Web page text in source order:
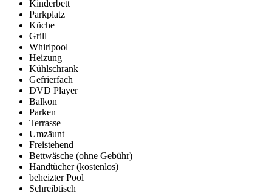
Kinderbett
Parkplatz
Küche
Grill
Whirlpool
Heizung
Kühlschrank
Gefrierfach
DVD Player
Balkon
Parken
Terrasse
Umzäunt
Freistehend
Bettwäsche (ohne Gebühr)
Handtücher (kostenlos)
beheizter Pool
Schreibtisch